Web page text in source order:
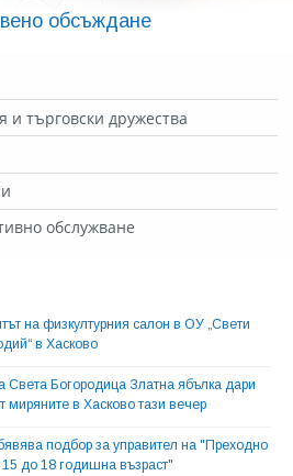
обсъждане
търговски дружества
обслужване
на физкултурния салон в ОУ „Свети
в Хасково
Света Богородица Златна ябълка дари
миряните в Хасково тази вечер
подбор за управител на "Преходно
до 18 годишна възраст"